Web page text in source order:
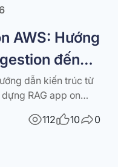
AWS: Hướng
đến
dẫn kiến trúc từ
RAG app on
— kèm diagram và
112 10 0